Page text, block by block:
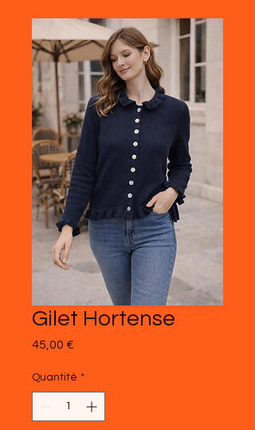
Gilet Hortense
45,00 €
Quantité *